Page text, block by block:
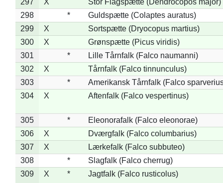
298
*
Guldspætte (Colaptes auratus)
299
X
Sortspætte (Dryocopus martius)
300
X
Grønspætte (Picus viridis)
301
*
Lille Tårnfalk (Falco naumanni)
302
X
Tårnfalk (Falco tinnunculus)
303
*
Amerikansk Tårnfalk (Falco
304
X Aftenfalk (Falco vespertinus)
305 *
Eleonorafalk (Falco eleonorae)
306
X
Dværgfalk (Falco columbarius)
307
X
Lærkefalk (Falco subbuteo)
308
*
Slagfalk (Falco cherrug)
309
X * Jagtfalk (Falco rusticolus)